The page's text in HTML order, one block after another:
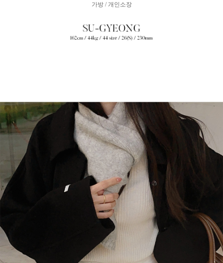
가방 / 개인소장